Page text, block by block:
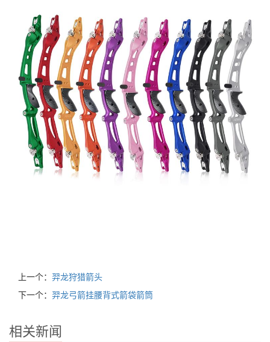
上一个： 羿龙狩猎箭头
下一个： 羿龙弓箭挂腰背式箭袋箭筒
相关新闻